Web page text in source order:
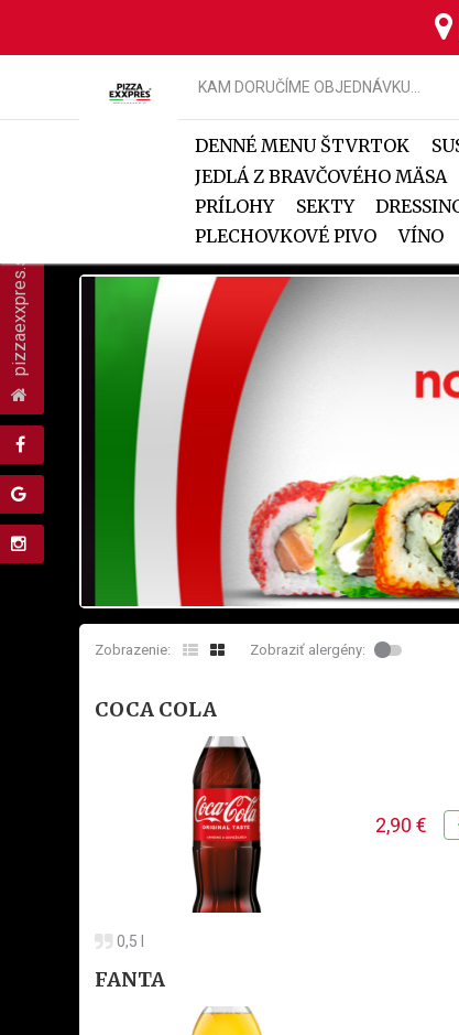
KAM DORUČÍME OBJEDNÁVKU...
DENNÉ MENU ŠTVRTOK
JEDLÁ Z BRAVČOVÉHO MÄSA
PRÍLOHY
SEKTY
PLECHOVKOVÉ PIVO
VÍNO
Zobrazenie: Zobraziť alergény:
COCA COLA
2,90 €
0,5 l
FANTA
pizzaexxpres.sk